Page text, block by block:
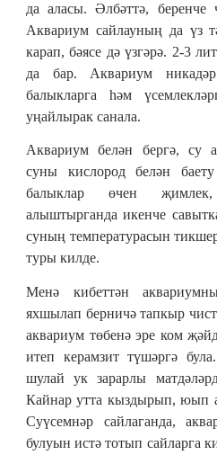
да аласы. Әлбәттә, беренче
Аквариум сайлауның да үз
карап, бәясе дә үзгәрә. 2-3
да бар. Аквариум
балыкларга һәм
уңайлырак санала.
Аквариум белән бергә, су
суны кислород белән
балыклар өчен
алыштырганда икенче
суның температурасын
туры килде.
Менә кибеттән
яхшылап берничә тапкыр
аквариум төбенә эре ком
итеп керамзит түшәргә
шулай ук зарарлы
Кайнар утта кыздырып, юып
Суүсемнәр сайлаганда,
булуын истә тотып сайларга